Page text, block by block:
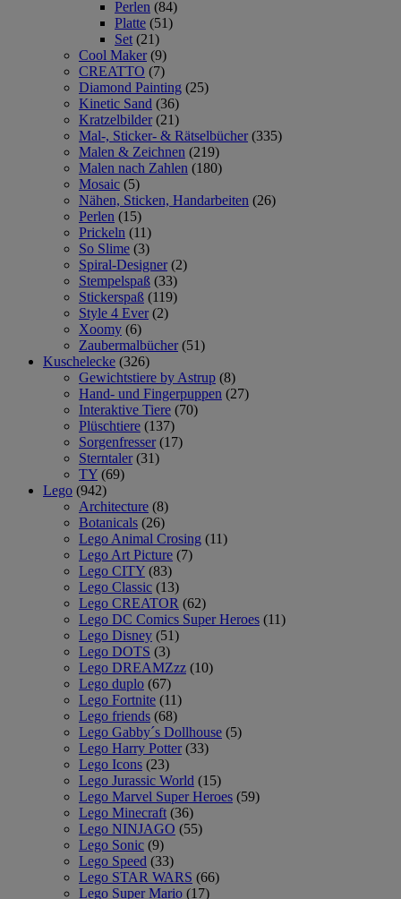
Perlen (84)
Platte (51)
Set (21)
Cool Maker (9)
CREATTO (7)
Diamond Painting (25)
Kinetic Sand (36)
Kratzelbilder (21)
Mal-, Sticker- & Rätselbücher (335)
Malen & Zeichnen (219)
Malen nach Zahlen (180)
Mosaic (5)
Nähen, Sticken, Handarbeiten (26)
Perlen (15)
Prickeln (11)
So Slime (3)
Spiral-Designer (2)
Stempelspaß (33)
Stickerspaß (119)
Style 4 Ever (2)
Xoomy (6)
Zaubermalbücher (51)
Kuschelecke (326)
Gewichtstiere by Astrup (8)
Hand- und Fingerpuppen (27)
Interaktive Tiere (70)
Plüschtiere (137)
Sorgenfresser (17)
Sterntaler (31)
TY (69)
Lego (942)
Architecture (8)
Botanicals (26)
Lego Animal Crosing (11)
Lego Art Picture (7)
Lego CITY (83)
Lego Classic (13)
Lego CREATOR (62)
Lego DC Comics Super Heroes (11)
Lego Disney (51)
Lego DOTS (3)
Lego DREAMZzz (10)
Lego duplo (67)
Lego Fortnite (11)
Lego friends (68)
Lego Gabby´s Dollhouse (5)
Lego Harry Potter (33)
Lego Icons (23)
Lego Jurassic World (15)
Lego Marvel Super Heroes (59)
Lego Minecraft (36)
Lego NINJAGO (55)
Lego Sonic (9)
Lego Speed (33)
Lego STAR WARS (66)
Lego Super Mario (17)